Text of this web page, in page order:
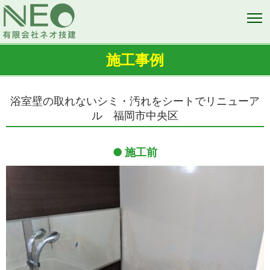
施工事例
浴室壁の取れないシミ・汚れをシートでリニューア
ル 福岡市中央区
施工前